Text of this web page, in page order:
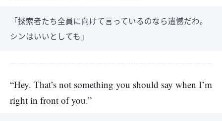
「探索者たち全員に向けて言っているのなら遺憾だわ。
シンはいいとしても」
“Hey. That’s not something you should say when I’m
right in front of you.”